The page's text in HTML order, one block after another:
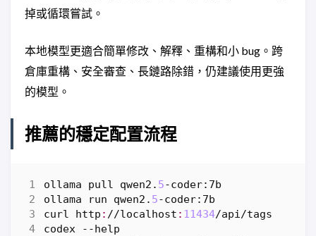
掉或循環嘗試。
本地模型更適合簡單修改、解釋、重構和小 bug。跨
倉庫重構、安全審查、長鏈路除錯，仍建議使用更強
的模型。
推薦的穩定配置流程
ollama pull qwen2 . 5-coder:7b
ollama
run qwen2 . 5-coder:7b
curl http : //localhost : 11434/api/tags
codex
- -help